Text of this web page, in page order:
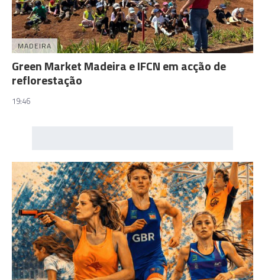
MADEIRA
Green Market Madeira e IFCN em acção de
reflorestação
19:46